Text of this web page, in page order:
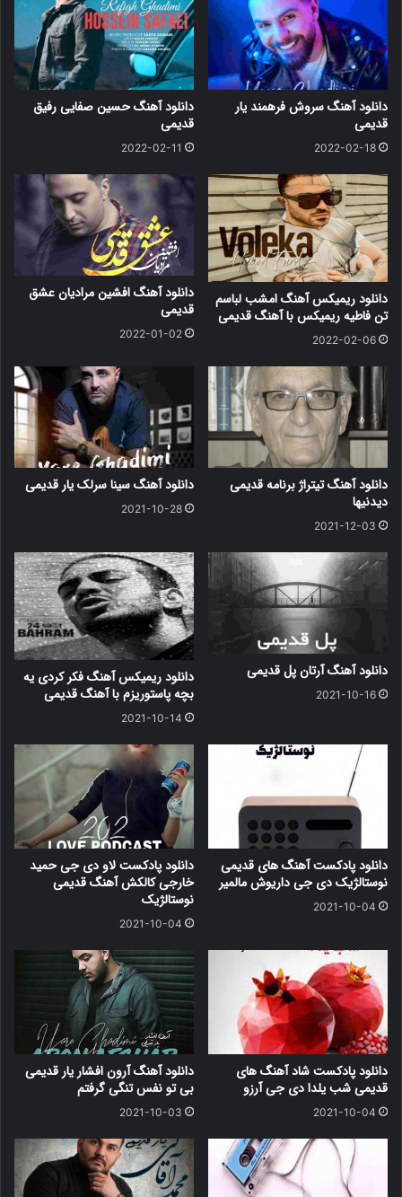
دانلود آهنگ سروش فرهمند یار
قدیمی
2022-02-18
دانلود آهنگ حسین صفایی رفیق
قدیمی
2022-02-11
دانلود ریمیکس آهنگ امشب لباسم
تن فاطیه ریمیکس با آهنگ قدیمی
2022-02-06
دانلود آهنگ افشین مرادیان عشق
قدیمی
2022-01-02
دانلود آهنگ تیتراژ برنامه قدیمی
دیدنیها
2021-12-03
دانلود آهنگ سینا سرلک یار قدیمی
2021-10-28
دانلود آهنگ آرتان پل قدیمی
2021-10-16
دانلود ریمیکس آهنگ فکر کردی یه
بچه پاستوریزم با آهنگ قدیمی
2021-10-14
دانلود پادکست آهنگ های قدیمی
نوستالژیک دی جی داریوش مالمیر
2021-10-04
دانلود پادکست لاو دی جی حمید
خارجی کالکش آهنگ قدیمی
نوستالژیک
2021-10-04
دانلود پادکست شاد آهنگ های
قدیمی شب یلدا دی جی آرزو
2021-10-04
دانلود آهنگ آرون افشار یار قدیمی
بی تو نفس تنگی گرفتم
2021-10-03